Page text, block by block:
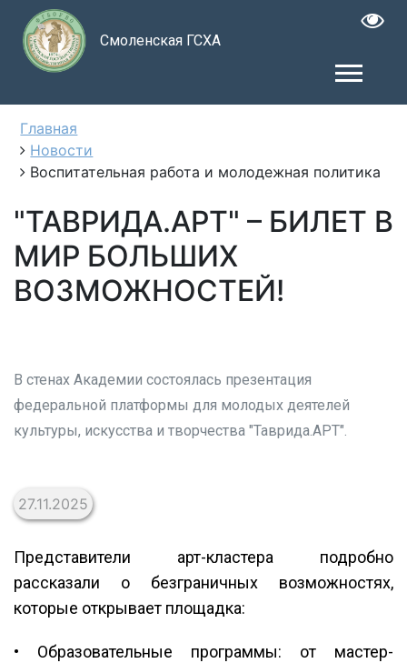
Смоленская ГСХА
Главная
Новости
Воспитательная работа и молодежная политика
"ТАВРИДА.АРТ" – БИЛЕТ В
МИР БОЛЬШИХ
ВОЗМОЖНОСТЕЙ!
В стенах Академии состоялась презентация
федеральной платформы для молодых деятелей
культуры, искусства и творчества "Таврида.АРТ".
27.11.2025
Представители арт-кластера подробно
рассказали о безграничных возможностях,
которые открывает площадка:
• Образовательные программы: от мастер-